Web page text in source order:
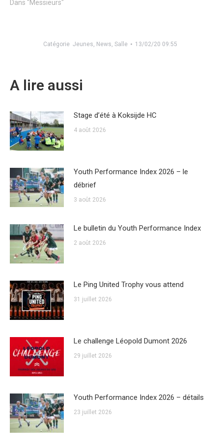
Dans "Messieurs"
Catégorie Jeunes News Salle 13/02/20 09:55
A lire aussi
Stage d’été à Koksijde HC
4 août 2026
Youth Performance Index 2026 – le
débrief
3 août 2026
Le bulletin du Youth Performance Index
2 août 2026
Le Ping United Trophy vous attend
31 juillet 2026
Le challenge Léopold Dumont 2026
29 juillet 2026
Youth Performance Index 2026 – détails
23 juillet 2026